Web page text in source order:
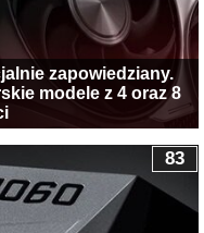
zapowiedziany.
modele z 4 oraz 8
83